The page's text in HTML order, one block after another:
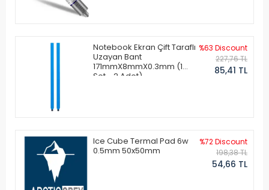
Notebook Ekran Çift Taraflı
Uzayan Bant
171mmX8mmX0.3mm (1
Set - 2 Adet)
%63 Discount
227,76 TL
85,41 TL
Ice Cube Termal Pad 6w
0.5mm 50x50mm
%72 Discount
198,38 TL
54,66 TL